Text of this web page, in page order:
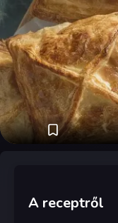
A receptről